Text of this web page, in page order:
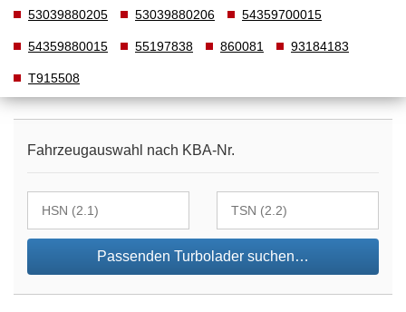
53039880205 53039880206 54359700015
54359880015 55197838 860081 93184183
T915508
Fahrzeugauswahl nach KBA-Nr.
Passenden Turbolader suchen…